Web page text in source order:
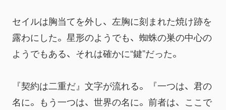
セイルは胸当てを外し、左胸に刻まれた焼け跡を
露わにした。星形のようでも、蜘蛛の巣の中心の
ようでもある、それは確かに“鍵”だった。
『契約は二重だ』文字が流れる。『一つは、君の
名に。もう一つは、世界の名に。前者は、ここで